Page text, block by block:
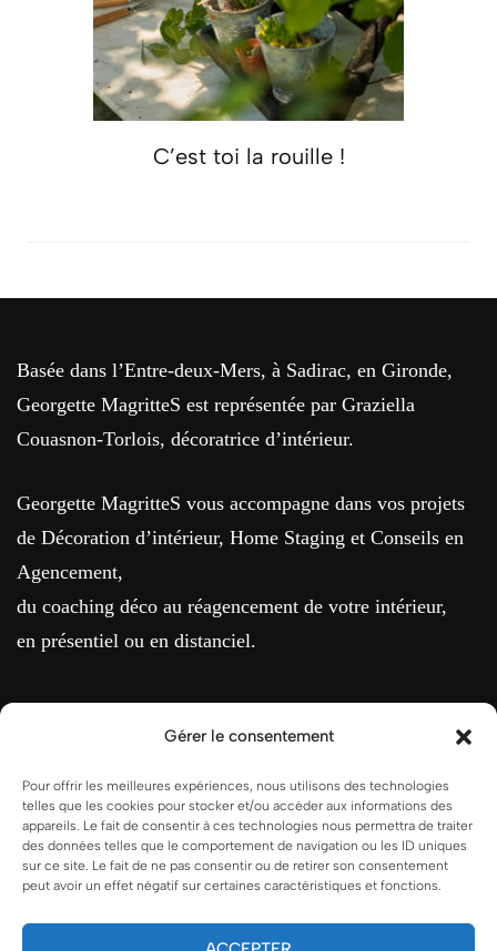
Gérer le consentement
Pour offrir les meilleures expériences, nous utilisons des technologies
telles que les cookies pour stocker et/ou accéder aux informations des
appareils. Le fait de consentir à ces technologies nous permettra de traiter
des données telles que le comportement de navigation ou les ID uniques
sur ce site. Le fait de ne pas consentir ou de retirer son consentement
peut avoir un effet négatif sur certaines caractéristiques et fonctions.
C’est toi la rouille !
Basée dans l’Entre-deux-Mers, à Sadirac, en Gironde,
Georgette MagritteS est représentée par Graziella
Couasnon-Torlois, décoratrice d’intérieur.
Georgette MagritteS vous accompagne dans vos projets
de Décoration d’intérieur, Home Staging et Conseils en
Agencement,
du coaching déco au réagencement de votre intérieur,
en présentiel ou en distanciel.
Conditions Générales de Vente
Politique de cookies (UE)